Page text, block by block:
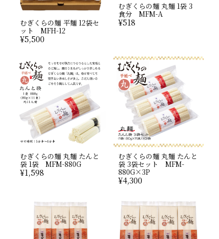
むぎくらの麺 平麺 12袋セ
ット MFH-12
¥5,500
むぎくらの麺 丸麺 1袋 3
食分 MFM-A
¥518
むぎくらの麺 丸麺 たんと
袋 1袋 MFM-880G
¥1,598
むぎくらの麺 丸麺 たんと
袋 3袋セット MFM-
880G×3P
¥4,300